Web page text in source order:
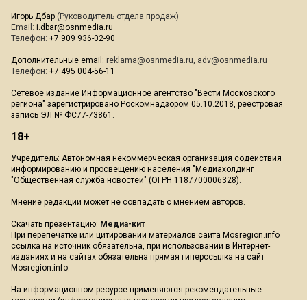
Игорь Дбар (Руководитель отдела продаж)
Email: i.dbar@osnmedia.ru
Телефон: +7 909 936-02-90
Дополнительные email: reklama@osnmedia.ru, adv@osnmedia.ru
Телефон: +7 495 004-56-11
Сетевое издание Информационное агентство "Вести Московского
региона" зарегистрировано Роскомнадзором 05.10.2018, реестровая
запись ЭЛ № ФС77-73861.
18+
Учредитель: Автономная некоммерческая организация содействия
информированию и просвещению населения "Медиахолдинг
"Общественная служба новостей" (ОГРН 1187700006328).
Мнение редакции может не совпадать с мнением авторов.
Скачать презентацию: Медиа-кит
При перепечатке или цитировании материалов сайта Mosregion.info
ссылка на источник обязательна, при использовании в Интернет-
изданиях и на сайтах обязательна прямая гиперссылка на сайт
Mosregion.info.
На информационном ресурсе применяются рекомендательные